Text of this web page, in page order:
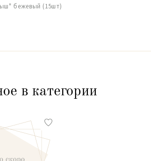
бежевый (15шт)
в категории